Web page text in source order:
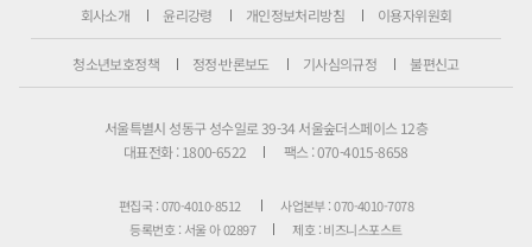
회사소개 윤리강령 개인정보처리방침 이용자위원회
청소년보호정책 정정·반론보도 기사심의규정 불편신고
서울특별시 성동구 성수일로 39-34 서울숲더스페이스 12층
대표전화 : 1800-6522
팩스 : 070-4015-8658
편집국 : 070-4010-8512
사업본부 : 070-4010-7078
등록번호 : 서울 아 02897
제호 : 비즈니스포스트